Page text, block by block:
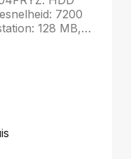
7200
128 MB,